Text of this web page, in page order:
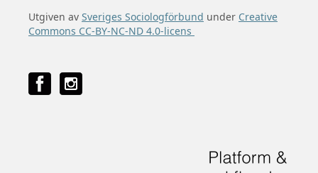
Utgiven av Sveriges Sociologförbund under Creative
Commons CC-BY-NC-ND 4.0-licens